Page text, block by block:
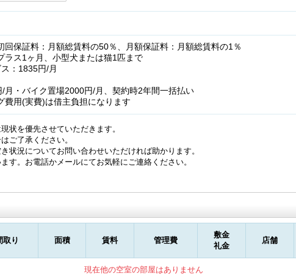
保証料：月額総賃料の50％、月額保証料：月額総賃料の1％
ラス1ヶ月、小型犬または猫1匹まで
：1835円/月
月・バイク置場2000円/月、契約時2年間一括払い
費用(実費)は借主負担になります
状を優先させていただきます。
ご了承ください。
状況についてお問い合わせいただければ助かります。
す。お電話かメールにてお気軽にご連絡ください。
取り 面積 賃料 管理費
敷金
礼金
店舗
現在他の空室の部屋はありません